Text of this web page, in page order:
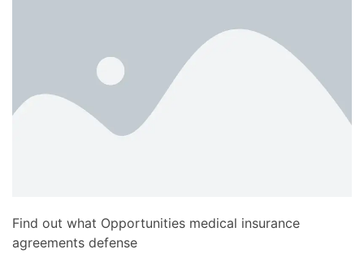
Find out what Opportunities medical insurance
agreements defense